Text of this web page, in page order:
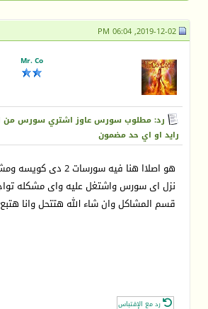
Mr. Co
رد: مطلوب سورس عاوز اشتري سورس من
رايد او اي حد مضمون
هو اصلاا هنا فيه
نزل اى سورس واشتغل عليه واى مشكله
قسم المشاكل وان شاء الله هتتحل وانا
رد مع الإقتباس